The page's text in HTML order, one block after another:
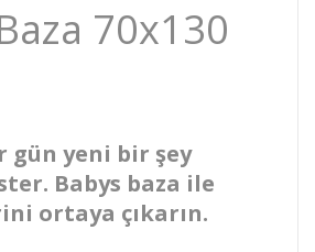
70x130
gün yeni bir şey
Babys baza ile
ortaya çıkarın.